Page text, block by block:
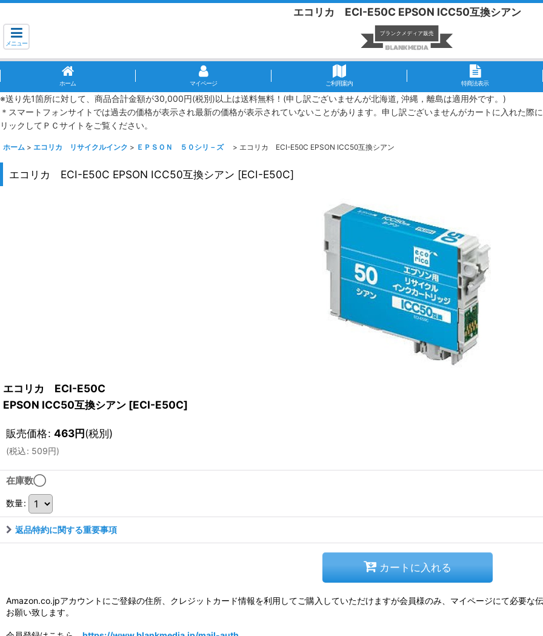
エコリカ ECI-E50C EPSON ICC50互換シアン
メニュー
ホーム マイページ ご利用案内 特商法表示
※送り先1箇所に対して、商品合計金額が30,000円(税別)以上は送料無料！(申し訳ございませんが北海道, 沖縄，離島は適用外です。)
＊スマートフォンサイトでは過去の価格が表示され最新の価格が表示されていないことがあります。申し訳ございませんがカートに入れた際
リックしてＰＣサイトをご覧ください。
ホーム > エコリカ リサイクルインク > ＥＰＳＯＮ ５０シリ－ズ > エコリカ ECI-E50C EPSON ICC50互換シアン
エコリカ ECI-E50C EPSON ICC50互換シアン [ECI-E50C]
エコリカ ECI-E50C
EPSON ICC50互換シアン [ECI-E50C]
販売価格: 463円(税別)
(税込: 509円)
在庫数◯
数量:
返品特約に関する重要事項
カートに入れる
Amazon.co.jpアカウントにご登録の住所、クレジットカード情報を利用してご購入していただけますが会員様のみ、マイページにて必要な
お願い致します。